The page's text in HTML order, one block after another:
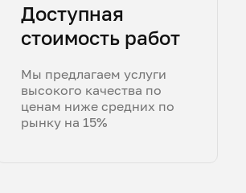
Доступная
стоимость работ
Мы предлагаем услуги
высокого качества по
ценам ниже средних по
рынку на 15%